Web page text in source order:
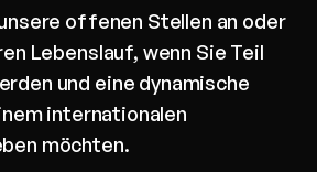
offenen Stellen an oder
Lebenslauf, wenn Sie Teil
und eine dynamische
internationalen
möchten.